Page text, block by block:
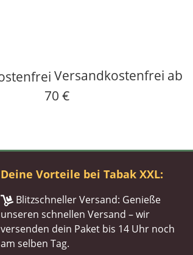
Versandkostenfrei ab
70 €
Deine Vorteile bei Tabak XXL:
Blitzschneller Versand: Genieße
unseren schnellen Versand – wir
versenden dein Paket bis 14 Uhr noch
am selben Tag.